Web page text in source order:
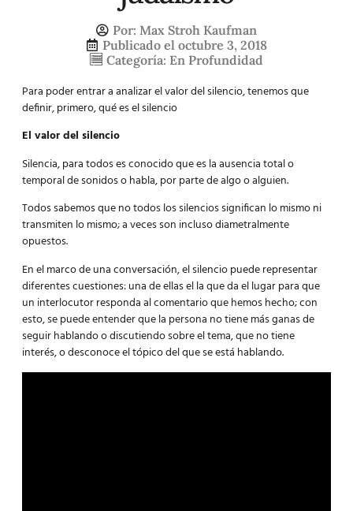
Por: Max Stroh Kaufman
Publicado el octubre 3, 2018
Categoría: En Profundidad
Para poder entrar a analizar el valor del silencio, tenemos que
definir, primero, qué es el silencio
El valor del silencio
Silencia, para todos es conocido que es la ausencia total o
temporal de sonidos o habla, por parte de algo o alguien.
Todos sabemos que no todos los silencios significan lo mismo ni
transmiten lo mismo; a veces son incluso diametralmente
opuestos.
En el marco de una conversación, el silencio puede representar
diferentes cuestiones: una de ellas el la que da el lugar para que
un interlocutor responda al comentario que hemos hecho; con
esto, se puede entender que la persona no tiene más ganas de
seguir hablando o discutiendo sobre el tema, que no tiene
interés, o desconoce el tópico del que se está hablando.